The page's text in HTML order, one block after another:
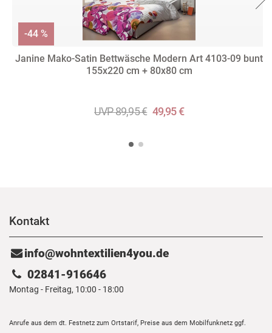
Janine Mako-Satin Bettwäsche Modern Art 4103-09 bunt
155x220 cm + 80x80 cm
UVP 89,95 € 49,95 €
-44 %
Kontakt
info@wohntextilien4you.de
02841-916646
Montag - Freitag, 10:00 - 18:00
Anrufe aus dem dt. Festnetz zum Ortstarif, Preise aus dem Mobilfunknetz ggf.